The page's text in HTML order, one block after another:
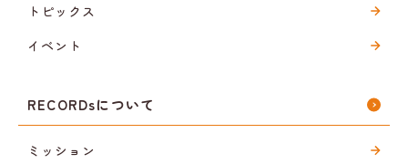
トピックス
イベント
RECORDsについて
ミッション